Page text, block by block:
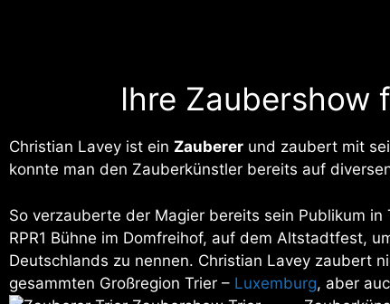
Ihre Zaubershow
Christian Lavey ist ein Zauberer und zaubert mit
konnte man den Zauberkünstler bereits auf
So verzauberte der Magier bereits sein Publikum
RPR1 Bühne im Domfreihof, auf dem Altstadtfest,
Deutschlands zu nennen. Christian Lavey zaubert
gesammten Großregion Trier – Luxemburg, aber